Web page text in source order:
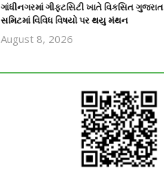
ગાંધીનગરમાં ગીફ્ટસિટી ખાતે વિકસિત ગુજરાત
સમિટમાં વિવિધ વિષયો પર થયુ મંથન
August 8, 2026